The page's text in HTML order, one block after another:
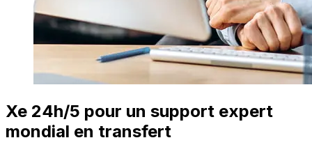
Xe 24h/5 pour un support expert
mondial en transfert